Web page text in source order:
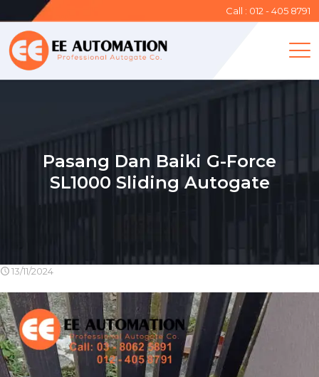
Call : 012 - 405 8791
Pasang Dan Baiki G-Force
SL1000 Sliding Autogate
13/11/2024